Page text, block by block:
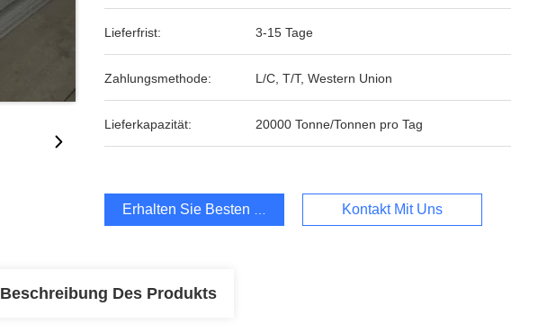
Lieferfrist: 3-15 Tage
Zahlungsmethode: L/C, T/T, Western Union
Lieferkapazität: 20000 Tonne/Tonnen pro Tag
Erhalten Sie Besten Preis Kontakt Mit Uns
Beschreibung Des Produkts